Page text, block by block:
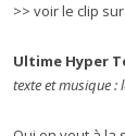
>> voir le clip sur
Ultime Hyper
texte et musique :